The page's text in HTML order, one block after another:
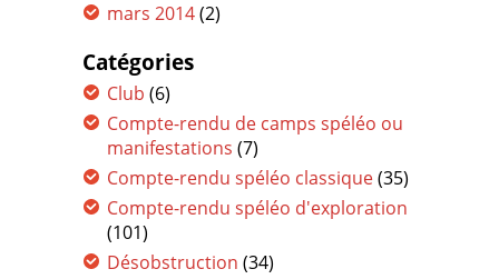
mars 2014(2)
Catégories
Club (6)
Compte-rendu de camps spéléo ou
manifestations (7)
Compte-rendu spéléo classique(35)
Compte-rendu spéléo d'exploration
(101)
Désobstruction (34)